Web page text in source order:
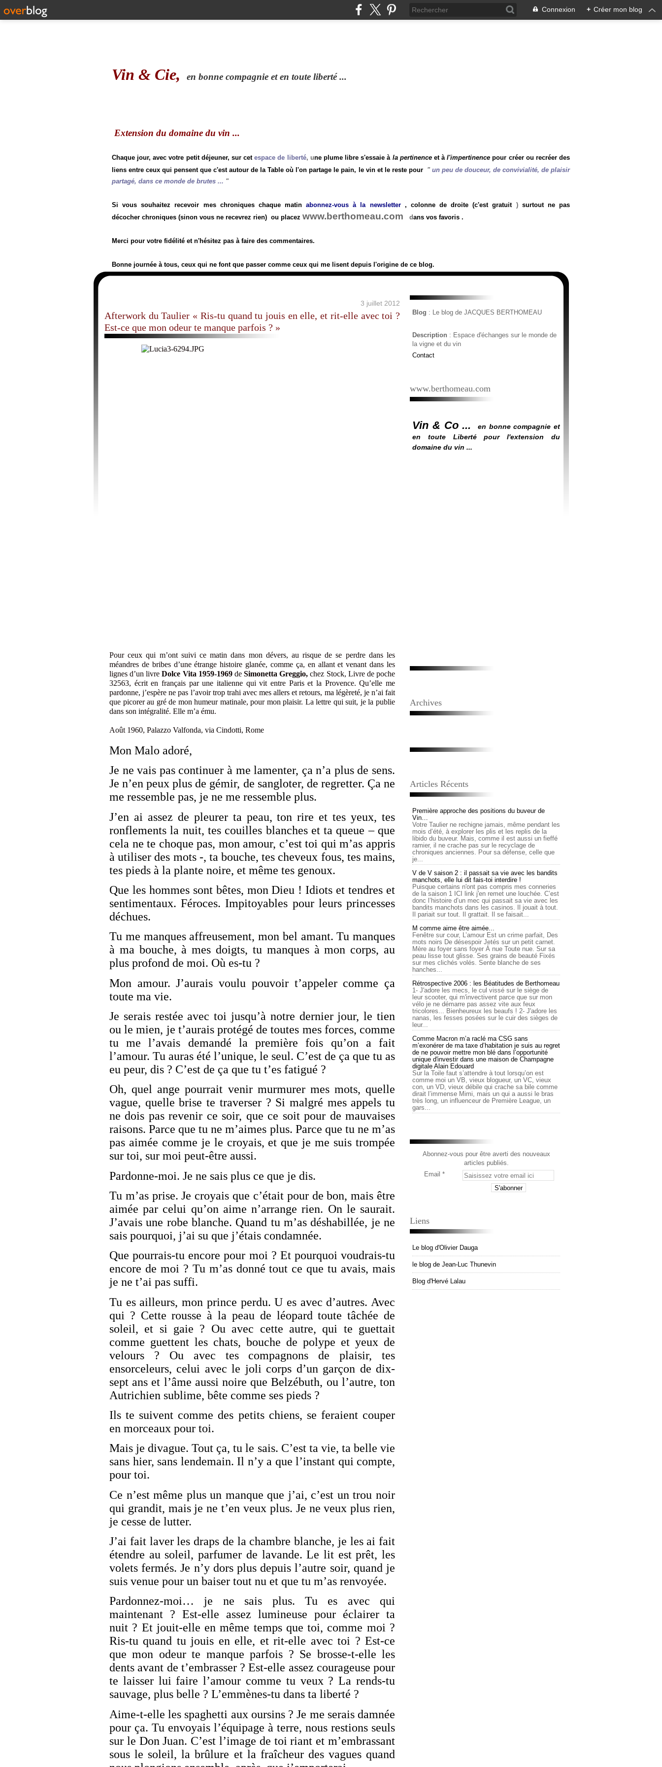
Connexion + Créer mon blog
Vin & Cie, en bonne compagnie et en toute liberté ...
Extension du domaine du vin ...
Chaque jour, avec votre petit déjeuner, sur cetespace de liberté, une plume libre s'essaie à la pertinenceet àl'impertinence pour créer ou recréer des
liens entre ceux qui pensent que c'est autour de la Table où l'on partage le pain, le vin et le reste pour "un peu de douceur, de convivialité, de plaisir
partagé, dans ce monde de brutes ... "
Si vous souhaitez recevoir mes chroniques chaque matinabonnez-vous à la newsletter, colonne de droite (c'est gratuit) surtout ne pas
décocher chroniques (sinon vous ne recevrez rien) ou placez www.berthomeau.com dans vos favoris .
Merci pour votre fidélité et n'hésitez pas à faire des commentaires.
Bonne journée à tous, ceux qui ne font que passer comme ceux qui me lisent depuis l'origine de ce blog.
3 juillet 2012
Afterwork du Taulier « Ris-tu quand tu jouis en elle, et rit-elle avec toi ?
Est-ce que mon odeur te manque parfois ? »
Pour ceux qui m’ont suivi ce matin dans mon dévers, au risque de se perdre dans les
méandres de bribes d’une étrange histoire glanée, comme ça, en allant et venant dans les
lignes d’un livreDolce Vita 1959-1969deSimonetta Greggio, chez Stock, Livre de poche
32563, écrit en français par une italienne qui vit entre Paris et la Provence. Qu’elle me
pardonne, j’espère ne pas l’avoir trop trahi avec mes allers et retours, ma légèreté, je n’ai fait
que picorer au gré de mon humeur matinale, pour mon plaisir. La lettre qui suit, je la publie
dans son intégralité. Elle m’a ému.
Août 1960, Palazzo Valfonda, via Cindotti, Rome
Mon Malo adoré,
Je ne vais pas continuer à me lamenter, ça n’a plus de sens.
Je n’en peux plus de gémir, de sangloter, de regretter. Ça ne
me ressemble pas, je ne me ressemble plus.
J’en ai assez de pleurer ta peau, ton rire et tes yeux, tes
ronflements la nuit, tes couilles blanches et ta queue – que
cela ne te choque pas, mon amour, c’est toi qui m’as appris
à utiliser des mots -, ta bouche, tes cheveux fous, tes mains,
tes pieds à la plante noire, et même tes genoux.
Que les hommes sont bêtes, mon Dieu ! Idiots et tendres et
sentimentaux. Féroces. Impitoyables pour leurs princesses
déchues.
Tu me manques affreusement, mon bel amant. Tu manques
à ma bouche, à mes doigts, tu manques à mon corps, au
plus profond de moi. Où es-tu ?
Mon amour. J’aurais voulu pouvoir t’appeler comme ça
toute ma vie.
Je serais restée avec toi jusqu’à notre dernier jour, le tien
ou le mien, je t’aurais protégé de toutes mes forces, comme
tu me l’avais demandé la première fois qu’on a fait
l’amour. Tu auras été l’unique, le seul. C’est de ça que tu as
eu peur, dis ? C’est de ça que tu t’es fatigué ?
Oh, quel ange pourrait venir murmurer mes mots, quelle
vague, quelle brise te traverser ? Si malgré mes appels tu
ne dois pas revenir ce soir, que ce soit pour de mauvaises
raisons. Parce que tu ne m’aimes plus. Parce que tu ne m’as
pas aimée comme je le croyais, et que je me suis trompée
sur toi, sur moi peut-être aussi.
Pardonne-moi. Je ne sais plus ce que je dis.
Tu m’as prise. Je croyais que c’était pour de bon, mais être
aimée par celui qu’on aime n’arrange rien. On le saurait.
J’avais une robe blanche. Quand tu m’as déshabillée, je ne
sais pourquoi, j’ai su que j’étais condamnée.
Que pourrais-tu encore pour moi ? Et pourquoi voudrais-tu
encore de moi ? Tu m’as donné tout ce que tu avais, mais
je ne t’ai pas suffi.
Tu es ailleurs, mon prince perdu. U es avec d’autres. Avec
qui ? Cette rousse à la peau de léopard toute tâchée de
soleil, et si gaie ? Ou avec cette autre, qui te guettait
comme guettent les chats, bouche de polype et yeux de
velours ? Ou avec tes compagnons de plaisir, tes
ensorceleurs, celui avec le joli corps d’un garçon de dix-
sept ans et l’âme aussi noire que Belzébuth, ou l’autre, ton
Autrichien sublime, bête comme ses pieds ?
Ils te suivent comme des petits chiens, se feraient couper
en morceaux pour toi.
Mais je divague. Tout ça, tu le sais. C’est ta vie, ta belle vie
sans hier, sans lendemain. Il n’y a que l’instant qui compte,
pour toi.
Ce n’est même plus un manque que j’ai, c’est un trou noir
qui grandit, mais je ne t’en veux plus. Je ne veux plus rien,
je cesse de lutter.
J’ai fait laver les draps de la chambre blanche, je les ai fait
étendre au soleil, parfumer de lavande. Le lit est prêt, les
volets fermés. Je n’y dors plus depuis l’autre soir, quand je
suis venue pour un baiser tout nu et que tu m’as renvoyée.
Pardonnez-moi… je ne sais plus. Tu es avec qui
maintenant ? Est-elle assez lumineuse pour éclairer ta
nuit ? Et jouit-elle en même temps que toi, comme moi ?
Ris-tu quand tu jouis en elle, et rit-elle avec toi ? Est-ce
que mon odeur te manque parfois ? Se brosse-t-elle les
dents avant de t’embrasser ? Est-elle assez courageuse pour
te laisser lui faire l’amour comme tu veux ? La rends-tu
sauvage, plus belle ? L’emmènes-tu dans ta liberté ?
Aime-t-elle les spaghetti aux oursins ? Je me serais damnée
pour ça. Tu envoyais l’équipage à terre, nous restions seuls
sur le Don Juan. C’est l’image de toi riant et m’embrassant
sous le soleil, la brûlure et la fraîcheur des vagues quand
Blog : Le blog de JACQUES BERTHOMEAU
Description : Espace d'échanges sur le monde de
la vigne et du vin
Contact
www.berthomeau.com
Vin & Co ...
en bonne compagnie et
en toute Liberté pour l'extension du
domaine du vin ...
Archives
Articles Récents
Première approche des positions du buveur de
Vin…
Votre Taulier ne rechigne jamais, même pendant les
mois d’été, à explorer les plis et les replis de la
libido du buveur. Mais, comme il est aussi un fieffé
ramier, il ne crache pas sur le recyclage de
chroniques anciennes. Pour sa défense, celle que
je...
V de V saison 2 : il passait sa vie avec les bandits
manchots, elle lui dit fais-toi interdire !
Puisque certains n'ont pas compris mes conneries
de la saison 1 ICI link j'en remet une louchée. C’est
donc l’histoire d’un mec qui passait sa vie avec les
bandits manchots dans les casinos. Il jouait à tout.
Il pariait sur tout. Il grattait. Il se faisait...
M comme aime être aimée...
Fenêtre sur cour, L’amour Est un crime parfait, Des
mots noirs De désespoir Jetés sur un petit carnet.
Mère au foyer sans foyer À nue Toute nue. Sur sa
peau lisse tout glisse. Ses grains de beauté Fixés
sur mes clichés volés. Sente blanche de ses
hanches...
Rétrospective 2006 : les Béatitudes de Berthomeau
1- J'adore les mecs, le cul vissé sur le siège de
leur scooter, qui m'invectivent parce que sur mon
vélo je ne démarre pas assez vite aux feux
tricolores... Bienheureux les beaufs ! 2- J'adore les
nanas, les fesses posées sur le cuir des sièges de
leur...
Comme Macron m’a raclé ma CSG sans
m’exonérer de ma taxe d’habitation je suis au regret
de ne pouvoir mettre mon blé dans l’opportunité
unique d'investir dans une maison de Champagne
digitale Alain Edouard
Sur la Toile faut s’attendre à tout lorsqu’on est
comme moi un VB, vieux blogueur, un VC, vieux
con, un VD, vieux débile qui crache sa bile comme
dirait l’immense Mimi, mais un qui a aussi le bras
très long, un influenceur de Première League, un
gars...
Abonnez-vous pour être averti des nouveaux
articles publiés.
Email
Liens
Le blog d'Olivier Dauga
le blog de Jean-Luc Thunevin
Blog d'Hervé Lalau